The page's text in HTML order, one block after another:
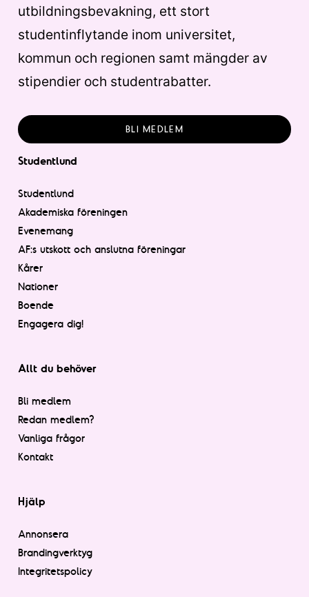
utbildningsbevakning, ett stort
studentinflytande inom universitet,
kommun och regionen samt mängder av
stipendier och studentrabatter.
BLI MEDLEM
Studentlund
Studentlund
Akademiska föreningen
Evenemang
AF:s utskott och anslutna föreningar
Kårer
Nationer
Boende
Engagera dig!
Allt du behöver
Bli medlem
Redan medlem?
Vanliga frågor
Kontakt
Hjälp
Annonsera
Brandingverktyg
Integritetspolicy